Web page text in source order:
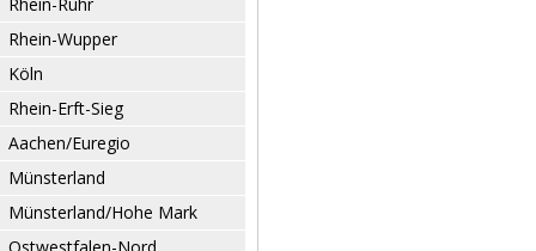
Rhein-Wupper
Köln
Rhein-Erft-Sieg
Aachen/Euregio
Münsterland
Münsterland/Hohe Mark